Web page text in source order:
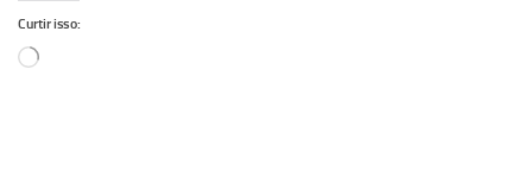
Curtir isso:
Carregando...